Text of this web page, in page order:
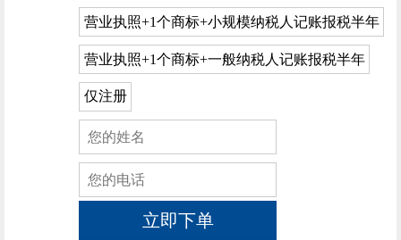
营业执照+1个商标+小规模纳税人记账报税半年
营业执照+1个商标+一般纳税人记账报税半年
仅注册
立即下单